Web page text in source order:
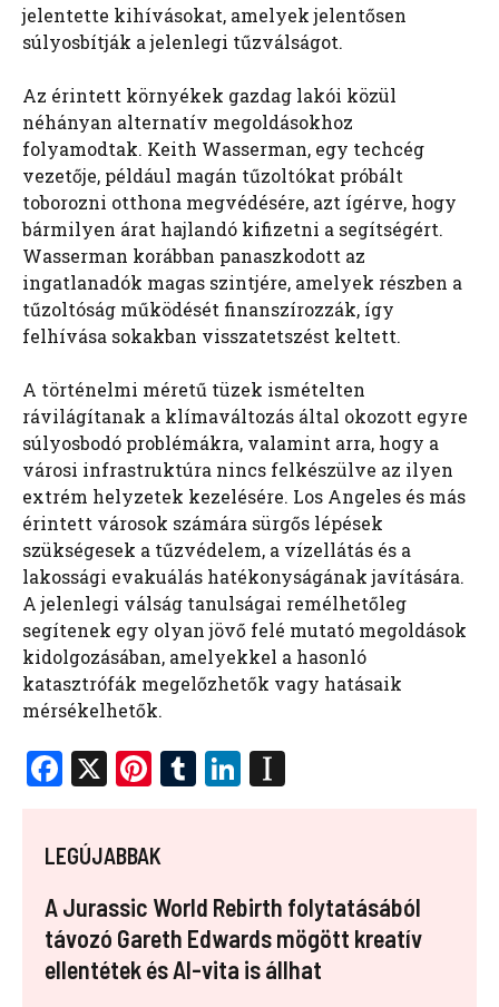
jelentette kihívásokat, amelyek jelentősen
súlyosbítják a jelenlegi tűzválságot.
Az érintett környékek gazdag lakói közül
néhányan alternatív megoldásokhoz
folyamodtak. Keith Wasserman, egy techcég
vezetője, például magán tűzoltókat próbált
toborozni otthona megvédésére, azt ígérve, hogy
bármilyen árat hajlandó kifizetni a segítségért.
Wasserman korábban panaszkodott az
ingatlanadók magas szintjére, amelyek részben a
tűzoltóság működését finanszírozzák, így
felhívása sokakban visszatetszést keltett.
A történelmi méretű tüzek ismételten
rávilágítanak a klímaváltozás által okozott egyre
súlyosbodó problémákra, valamint arra, hogy a
városi infrastruktúra nincs felkészülve az ilyen
extrém helyzetek kezelésére. Los Angeles és más
érintett városok számára sürgős lépések
szükségesek a tűzvédelem, a vízellátás és a
lakossági evakuálás hatékonyságának javítására.
A jelenlegi válság tanulságai remélhetőleg
segítenek egy olyan jövő felé mutató megoldások
kidolgozásában, amelyekkel a hasonló
katasztrófák megelőzhetők vagy hatásaik
mérsékelhetők.
F
a
ce
b
o
o
k
X Pi
nt
er
es
t
T
u
r
Li
n
dI
n
a
p
er
LEGÚJABBAK
A Jurassic World Rebirth folytatásából
távozó Gareth Edwards mögött kreatív
ellentétek és AI-vita is állhat